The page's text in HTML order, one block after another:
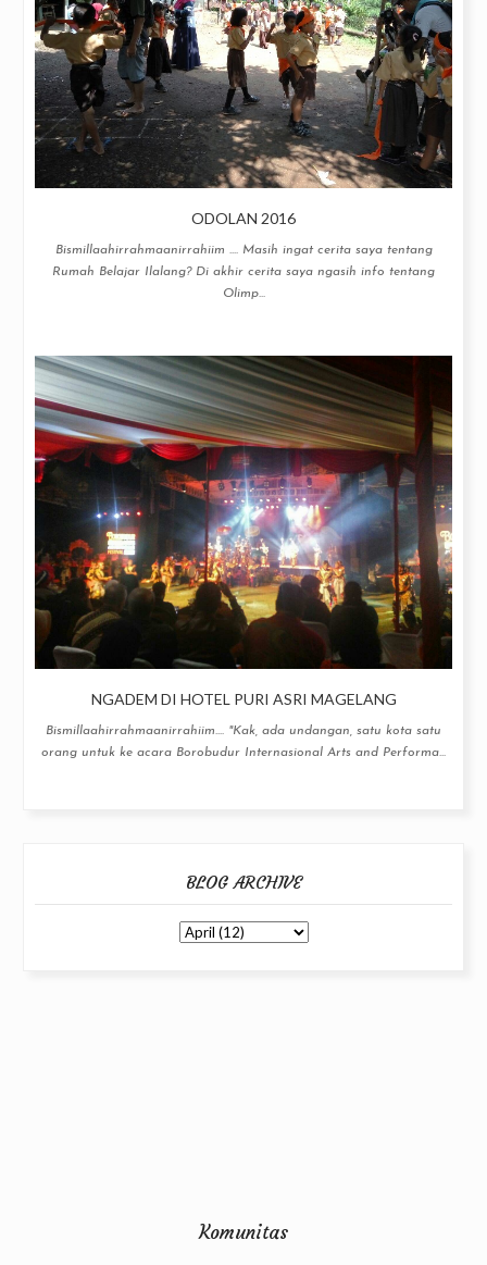
ODOLAN 2016
Bismillaahirrahmaanirrahiim .... Masih ingat cerita saya tentang
Rumah Belajar Ilalang? Di akhir cerita saya ngasih info tentang
Olimp...
NGADEM DI HOTEL PURI ASRI MAGELANG
Bismillaahirrahmaanirrahiim.... "Kak, ada undangan, satu kota satu
orang untuk ke acara Borobudur Internasional Arts and Performa...
BLOG ARCHIVE
Komunitas